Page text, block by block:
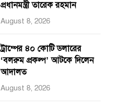
প্রধানমন্ত্রী তারেক রহমান
August 8, 2026
ট্রাম্পের ৪০ কোটি ডলারের
‘বলরুম প্রকল্প’ আটকে দিলেন
আদালত
August 8, 2026